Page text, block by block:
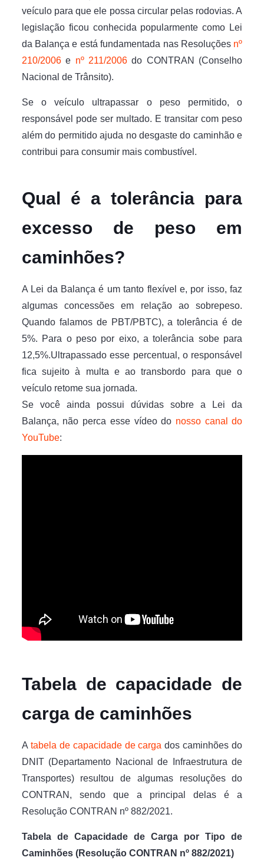
veículo para que ele possa circular pelas rodovias. A
legislação ficou conhecida popularmente como Lei
da Balança e está fundamentada nas Resoluçõesnº
210/2006e nº 211/2006 do CONTRAN (Conselho
Nacional de Trânsito).
Se o veículo ultrapassar o peso permitido, o
responsável pode ser multado. E transitar com peso
além do permitido ajuda no desgaste do caminhão e
contribui para consumir mais combustível.
Qual é a tolerância para
excesso de peso em
caminhões?
A Lei da Balança é um tanto flexível e, por isso, faz
algumas concessões em relação ao sobrepeso.
Quando falamos de PBT/PBTC), a tolerância é de
5%. Para o peso por eixo, a tolerância sobe para
12,5%.Ultrapassado esse percentual, o responsável
fica sujeito à multa e ao transbordo para que o
veículo retome sua jornada.
Se você ainda possui dúvidas sobre a Lei da
Balança, não perca esse vídeo do nosso canal do
YouTube:
Tabela de capacidade de
carga de caminhões
Atabela de capacidade de carga dos caminhões do
DNIT (Departamento Nacional de Infraestrutura de
Transportes) resultou de algumas resoluções do
CONTRAN, sendo que a principal delas é a
Resolução CONTRAN nº 882/2021.
Tabela de Capacidade de Carga por Tipo de
Caminhões (Resolução CONTRAN nº 882/2021)